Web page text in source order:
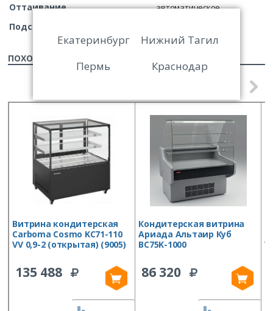
Оттаивание автоматическое
Подсветка
ПОХОЖИЕ ТОВАРЫ
Витрина кондитерская
Carboma Cosmo KC71-110
VV 0,9-2 (открытая) (9005)
135 488
Кондитерская витрина
Ариада Альтаир Куб
ВС75K-1000
86 320
Екатеринбург
Нижний Тагил
Пермь
Краснодар